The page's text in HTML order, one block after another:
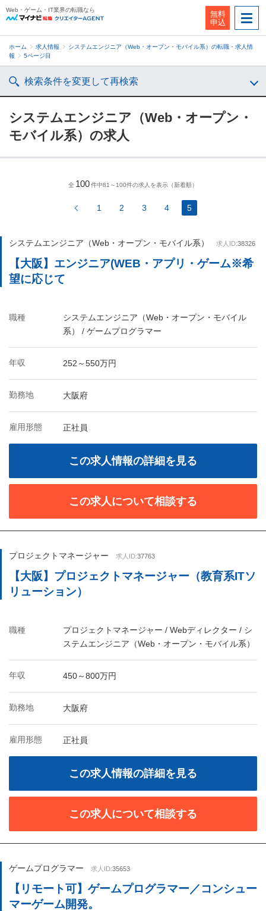
Web・ゲーム・IT業界の転職なら
無料
申込
ホーム 求人情報
システムエンジニア（Web・オープン・モバイル系）の転職・求人情
報
5ページ目
検索条件を変更して再検索
システムエンジニア（Web・オープン・
モバイル系）の求人
全 100件中81～100件の求人を表示（新着順）
1 2 3 4 5
システムエンジニア（Web・オープン・モバイル系） 求人ID:38326
【大阪】エンジニア(WEB・アプリ・ゲーム※希
望に応じて
職種
システムエンジニア（Web・オープン・モバイル
系） / ゲームプログラマー
年収 252～550万円
勤務地 大阪府
雇用形態 正社員
この求人情報の詳細を見る
この求人について相談する
プロジェクトマネージャー 求人ID:37763
【大阪】プロジェクトマネージャー（教育系ITソ
リューション）
職種
プロジェクトマネージャー / Webディレクター / シ
ステムエンジニア（Web・オープン・モバイル系）
年収 450～800万円
勤務地 大阪府
雇用形態 正社員
この求人情報の詳細を見る
この求人について相談する
ゲームプログラマー 求人ID:35653
【リモート可】ゲームプログラマー／コンシュー
マーゲーム開発。